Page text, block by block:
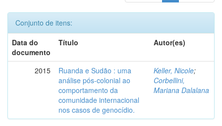
Conjunto de itens:
Data do
documento
Título Autor(es)
2015
Ruanda e Sudão : uma
análise pós-colonial ao
comportamento da
comunidade internacional
nos casos de genocídio.
Keller, Nicole;
Corbellini,
Mariana Dalalana